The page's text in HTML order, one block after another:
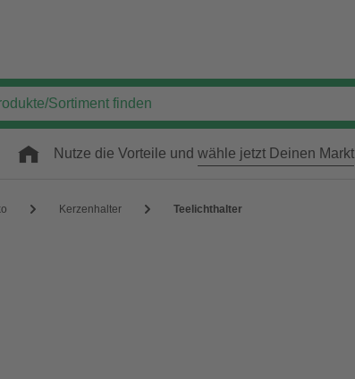
Nutze die Vorteile und wähle jetzt Deinen Markt
Kerzenhalter Teelichthalter